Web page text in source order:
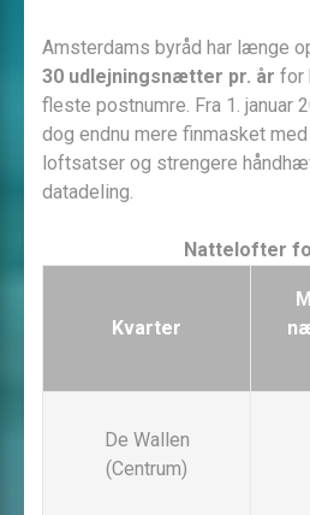
Amsterdams byråd har længe
30 udlejningsnætter pr. år for
fleste postnumre. Fra 1. januar
dog endnu mere finmasket med
loftsatser og strengere
datadeling.
Nattelofter
Kvarter
De Wallen
(Centrum)